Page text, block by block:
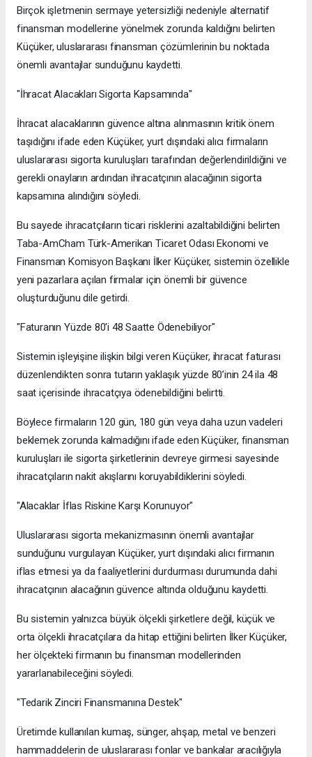
Birçok işletmenin sermaye yetersizliği nedeniyle alternatif
finansman modellerine yönelmek zorunda kaldığını belirten
Küçüker, uluslararası finansman çözümlerinin bu noktada
önemli avantajlar sunduğunu kaydetti.
"İhracat Alacakları Sigorta Kapsamında"
İhracat alacaklarının güvence altına alınmasının kritik önem
taşıdığını ifade eden Küçüker, yurt dışındaki alıcı firmaların
uluslararası sigorta kuruluşları tarafından değerlendirildiğini ve
gerekli onayların ardından ihracatçının alacağının sigorta
kapsamına alındığını söyledi.
Bu sayede ihracatçıların ticari risklerini azaltabildiğini belirten
Taba-AmCham Türk-Amerikan Ticaret Odası Ekonomi ve
Finansman Komisyon Başkanı İlker Küçüker, sistemin özellikle
yeni pazarlara açılan firmalar için önemli bir güvence
oluşturduğunu dile getirdi.
"Faturanın Yüzde 80'i 48 Saatte Ödenebiliyor"
Sistemin işleyişine ilişkin bilgi veren Küçüker, ihracat faturası
düzenlendikten sonra tutarın yaklaşık yüzde 80’inin 24 ila 48
saat içerisinde ihracatçıya ödenebildiğini belirtti.
Böylece firmaların 120 gün, 180 gün veya daha uzun vadeleri
beklemek zorunda kalmadığını ifade eden Küçüker, finansman
kuruluşları ile sigorta şirketlerinin devreye girmesi sayesinde
ihracatçıların nakit akışlarını koruyabildiklerini söyledi.
"Alacaklar İflas Riskine Karşı Korunuyor"
Uluslararası sigorta mekanizmasının önemli avantajlar
sunduğunu vurgulayan Küçüker, yurt dışındaki alıcı firmanın
iflas etmesi ya da faaliyetlerini durdurması durumunda dahi
ihracatçının alacağının güvence altında olduğunu kaydetti.
Bu sistemin yalnızca büyük ölçekli şirketlere değil, küçük ve
orta ölçekli ihracatçılara da hitap ettiğini belirten İlker Küçüker,
her ölçekteki firmanın bu finansman modellerinden
yararlanabileceğini söyledi.
"Tedarik Zinciri Finansmanına Destek"
Üretimde kullanılan kumaş, sünger, ahşap, metal ve benzeri
hammaddelerin de uluslararası fonlar ve bankalar aracılığıyla